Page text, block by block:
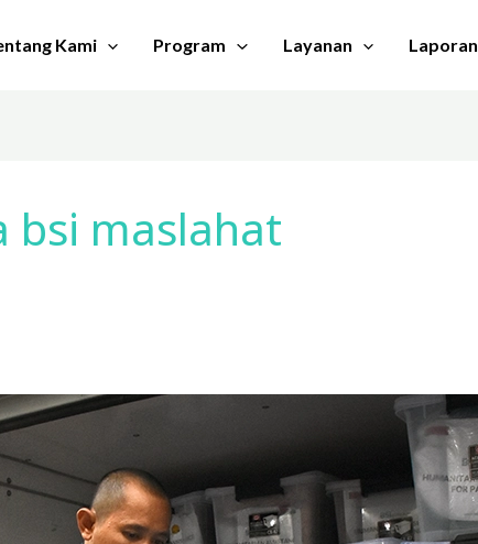
Kami Program Layanan Laporan
bsi maslahat